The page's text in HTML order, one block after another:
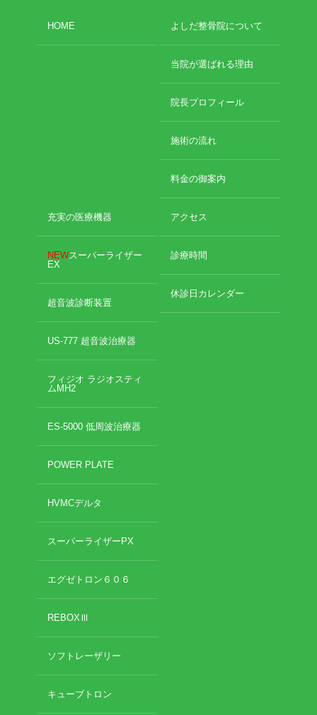
HOME よしだ整骨院について
当院が選ばれる理由
院長プロフィール
施術の流れ
料金の御案内
充実の医療機器
NEWスーパーライザー
EX
超音波診断装置
US-777 超音波治療器
フィジオ ラジオスティ
ムMH2
ES-5000 低周波治療器
POWER PLATE
HVMCデルタ
スーパーライザーPX
エグゼトロン６０６
REBOXⅢ
ソフトレーザリー
キューブトロン
アクセス
診療時間
休診日カレンダー